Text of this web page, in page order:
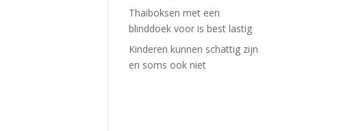
Thaiboksen met een
blinddoek voor is best lastig
Kinderen kunnen schattig zijn
en soms ook niet